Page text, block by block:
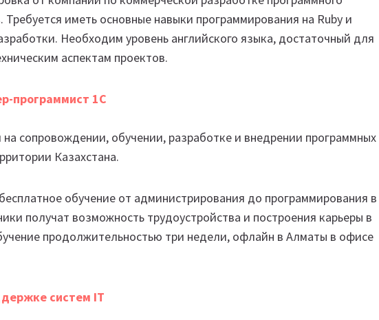
Требуется иметь основные навыки программирования на Ruby и
Необходим уровень английского языка, достаточный для
аспектам проектов.
программист 1C
сопровождении, обучении, разработке и внедрении программных
Казахстана.
обучение от администрирования до программирования в
получат возможность трудоустройства и построения карьеры в
продолжительностью три недели, офлайн в Алматы в офисе
систем IT